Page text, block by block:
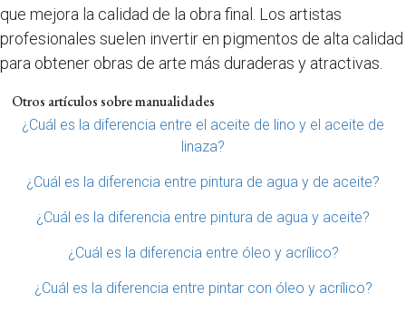
que mejora la calidad de la obra final. Los artistas
profesionales suelen invertir en pigmentos de alta calidad
para obtener obras de arte más duraderas y atractivas.
Otros artículos sobre manualidades
¿Cuál es la diferencia entre el aceite de lino y el aceite de
linaza?
¿Cuál es la diferencia entre pintura de agua y de aceite?
¿Cuál es la diferencia entre pintura de agua y aceite?
¿Cuál es la diferencia entre óleo y acrílico?
¿Cuál es la diferencia entre pintar con óleo y acrílico?